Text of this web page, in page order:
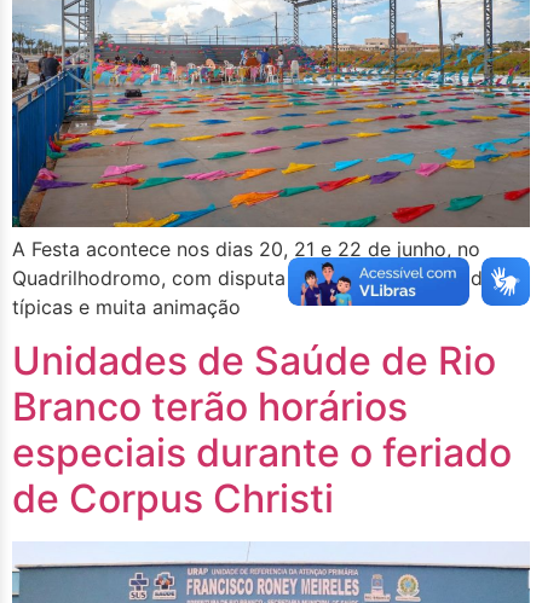
A Festa acontece nos dias 20, 21 e 22 de junho, no
Quadrilhodromo, com disputa de quadrilhas, comidas
típicas e muita animação
Unidades de Saúde de Rio
Branco terão horários
especiais durante o feriado
de Corpus Christi